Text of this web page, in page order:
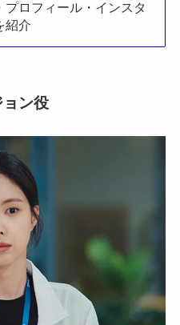
プロフィール・インスタ
紹介
ン役